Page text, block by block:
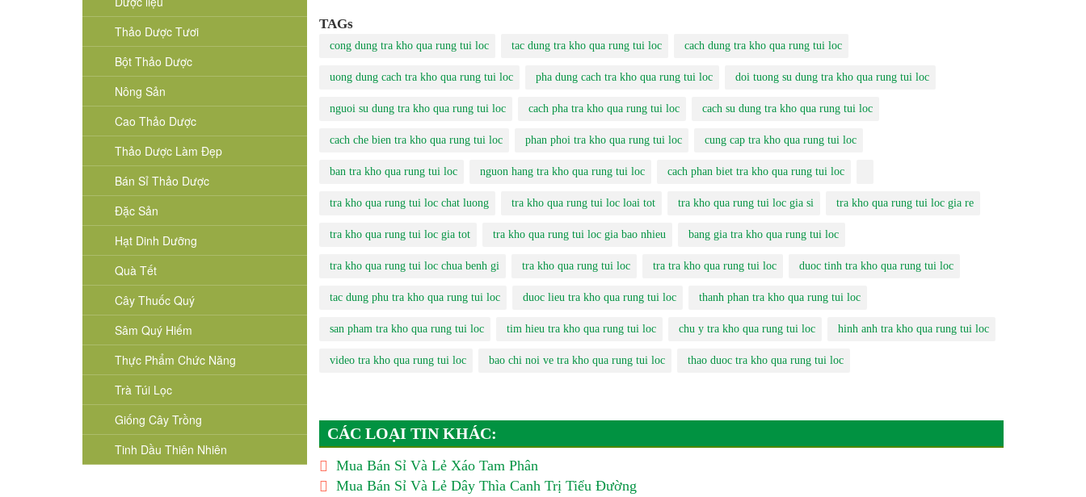
Thảo Dược Tươi
Bột Thảo Dược
Nông Sản
Cao Thảo Dược
Thảo Dược Làm Đẹp
Bán Sỉ Thảo Dược
Đặc Sản
Hạt Dinh Dưỡng
Quà Tết
Cây Thuốc Quý
Sâm Quý Hiếm
Thực Phẩm Chức Năng
Trà Túi Lọc
Giống Cây Trồng
Tinh Dầu Thiên Nhiên
TAGs
cong dung tra kho qua rung tui loc tac dung tra kho qua rung tui loc cach dung tra kho qua rung tui loc
uong dung cach tra kho qua rung tui loc pha dung cach tra kho qua rung tui loc doi tuong su dung tra kho qua rung tui loc
nguoi su dung tra kho qua rung tui loc cach pha tra kho qua rung tui loc cach su dung tra kho qua rung tui loc
cach che bien tra kho qua rung tui loc phan phoi tra kho qua rung tui loc cung cap tra kho qua rung tui loc
ban tra kho qua rung tui loc nguon hang tra kho qua rung tui loc cach phan biet tra kho qua rung tui loc
tra kho qua rung tui loc chat luong tra kho qua rung tui loc loai tot tra kho qua rung tui loc gia si tra kho qua rung tui loc gia re
tra kho qua rung tui loc gia tot tra kho qua rung tui loc gia bao nhieu bang gia tra kho qua rung tui loc
tra kho qua rung tui loc chua benh gi tra kho qua rung tui loc tra tra kho qua rung tui loc duoc tinh tra kho qua rung tui loc
tac dung phu tra kho qua rung tui loc duoc lieu tra kho qua rung tui loc thanh phan tra kho qua rung tui loc
san pham tra kho qua rung tui loc tim hieu tra kho qua rung tui loc chu y tra kho qua rung tui loc hinh anh tra kho qua rung tui loc
video tra kho qua rung tui loc bao chi noi ve tra kho qua rung tui loc thao duoc tra kho qua rung tui loc
CÁC LOẠI TIN KHÁC:
Mua Bán Sỉ Và Lẻ Xáo Tam Phân
Mua Bán Sỉ Và Lẻ Dây Thìa Canh Trị Tiểu Đường